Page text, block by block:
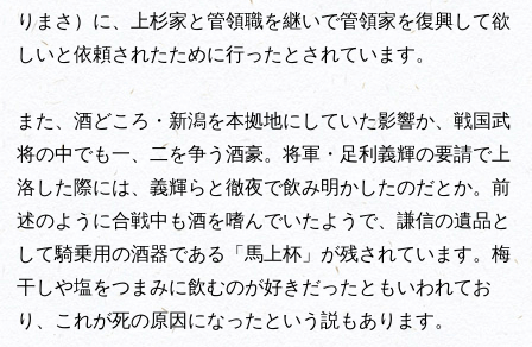
りまさ）に、上杉家と管領職を継いで管領家を復興して欲
しいと依頼されたために行ったとされています。
また、酒どころ・新潟を本拠地にしていた影響か、戦国武
将の中でも一、二を争う酒豪。将軍・足利義輝の要請で上
洛した際には、義輝らと徹夜で飲み明かしたのだとか。前
述のように合戦中も酒を嗜んでいたようで、謙信の遺品と
して騎乗用の酒器である「馬上杯」が残されています。梅
干しや塩をつまみに飲むのが好きだったともいわれてお
り、これが死の原因になったという説もあります。